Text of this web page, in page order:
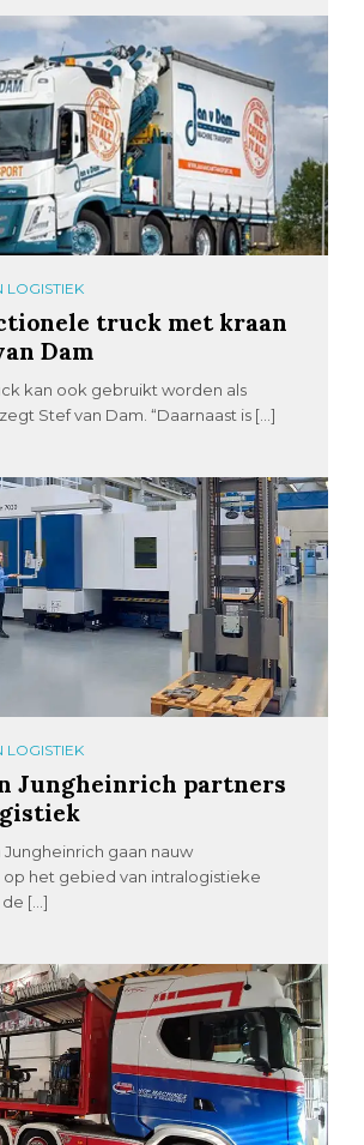
LOGISTIEK
truck met kraan
Dam
kan ook gebruikt worden als
Stef van Dam. “Daarnaast is […]
LOGISTIEK
Jungheinrich partners
Jungheinrich gaan nauw
het gebied van intralogistieke
[…]